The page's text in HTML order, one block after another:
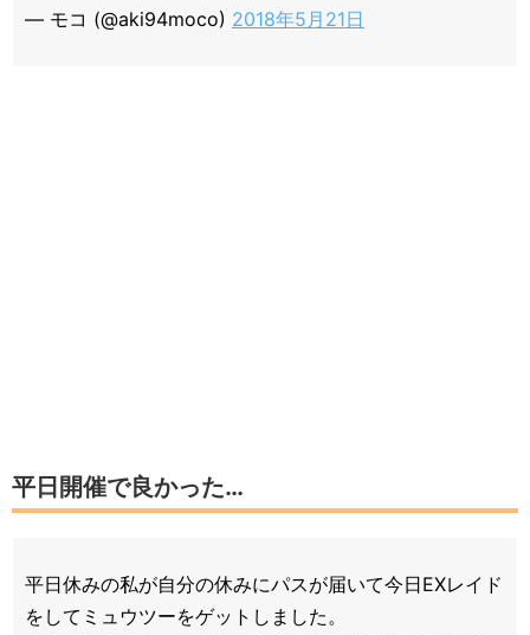
— モコ (@aki94moco) 2018年5月21日
平日開催で良かった…
平日休みの私が自分の休みにパスが届いて今日EXレイド
をしてミュウツーをゲットしました。